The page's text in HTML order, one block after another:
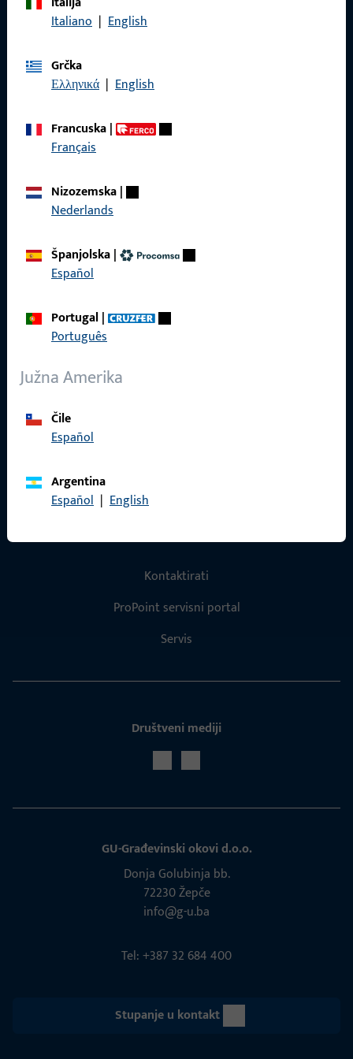
Italiano | English
Grčka
Ελληνικά | English
Francuska|
Français
Nizozemska|
Nederlands
Španjolska|
Español
Portugal|
Português
Južna Amerika
Čile
Español
Argentina
Español | English
Općenito
Impressum
Opći uvjeti poslovanja
Proizvodi
Kontakt
Kontaktirati
ProPoint servisni portal
Servis
Društveni mediji
GU-Građevinski okovi d.o.o.
Donja Golubinja bb.
72230 Žepče
info@g-u.ba
Tel: +387 32 684 400
Stupanje u kontakt